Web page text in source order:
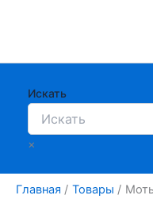
Искать
×
Главная Товары